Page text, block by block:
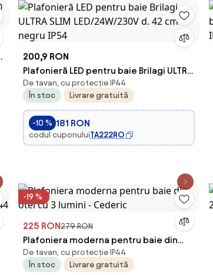
200,9 RON
Plafonieră LED pentru baie Brilagi ULTRA
SLIM LED/24W/230V d. 42 cm negru IP54
De tavan, cu protecție IP44
În stoc
Livrare gratuită
-10 % 181 RON
codul cuponuluiTA222RO
-19 %
225 RON279 RON
Plafoniera moderna pentru baie din
otel cu 3 lumini - Cederic
De tavan, cu protecție IP44
În stoc
Livrare gratuită